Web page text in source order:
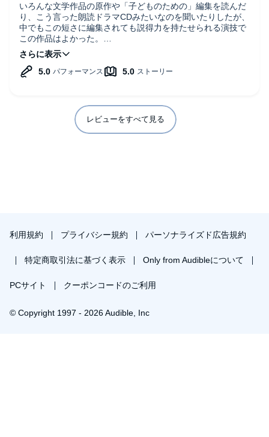
いろんな文学作品の原作や「子どものための」編集を読んだ
り、こう言った朗読ドラマCDみたいなのを聞いたりしたが、
中でもこの短さに編集されても説得力を持たせられる演技で
この作品はよかった。
石田さん、櫻井さんも。
もともと2人とも好きでしたが、改めて石田彰さんは表現力
豊かで素晴らしいと思いました。
レビューをすべて見る
利用規約 プライバシー規約 パーソナライズド広告規約
特定商取引法に基づく表示 Only from Audibleについて
PCサイト クーポンコードのご利用
© Copyright 1997 - 2026 Audible, Inc